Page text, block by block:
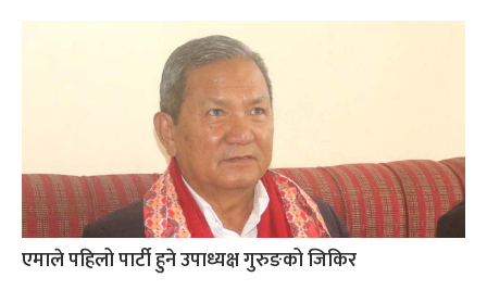
एमाले पहिलो पार्टी हुने उपाध्यक्ष गुरुङको जिकिर